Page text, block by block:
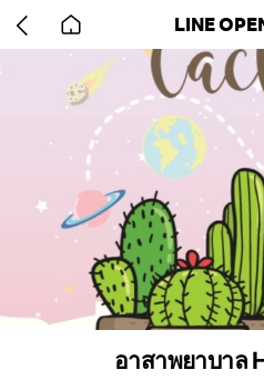
back
to
home
LINE
อาสาพยาบาล